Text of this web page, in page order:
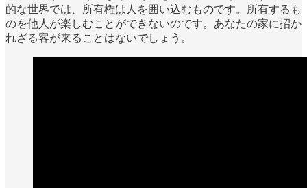
的な世界では、所有権は人を囲い込むものです。所有するも
のを他人が楽しむことができないのです。あなたの家に招か
れざる客が来ることはないでしょう。